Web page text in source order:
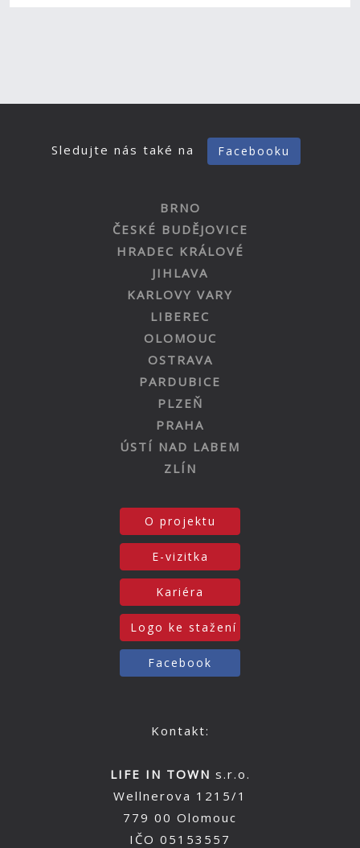
Sledujte nás také na Facebooku
BRNO
ČESKÉ BUDĚJOVICE
HRADEC KRÁLOVÉ
JIHLAVA
KARLOVY VARY
LIBEREC
OLOMOUC
OSTRAVA
PARDUBICE
PLZEŇ
PRAHA
ÚSTÍ NAD LABEM
ZLÍN
O projektu
E-vizitka
Kariéra
Logo ke stažení
Facebook
Kontakt:
LIFE IN TOWN s.r.o.
Wellnerova 1215/1
779 00 Olomouc
IČO 05153557